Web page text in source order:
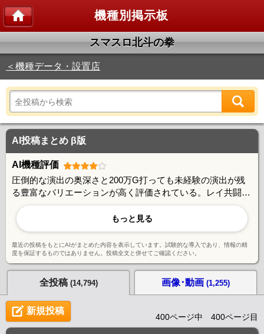
機種別掲示板
スマスロ北斗の拳
＜機種データ・設置店
AI投稿まとめ β版
AI機種評価
圧倒的な演出の奥深さと200万G打っても未経験の演出が残
る豊富なバリエーションが高く評価されている。レイ共闘や
トキ共闘などの戦略性、演出書き換えシステムの面白さ、宿
命バトルの緊張感など、長期稼働でも飽きさせない完成度の
高さが魅力。一方で詳細な仕様が未公開な部分も多く、ユー
ザー自身による検証が楽しみの一つとなっている。
もっと見る
最近の投稿をもとにAIがまとめた内容を表示しています。試験的な導入であり、情報の精
度を保証するものではありません。投稿全文と併せてご確認ください。
全投稿 (14,794) 画像･動画 (1,255)
新規投稿
400ページ中 400ページ目